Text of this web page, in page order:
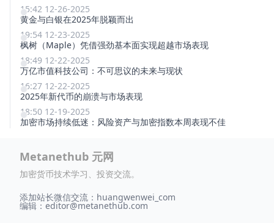
15:42 12-26-2025
黄金与白银在2025年脱颖而出
19:54 12-23-2025
枫树（Maple）凭借强劲基本面实现超越市场表现
18:49 12-22-2025
万亿市值科技公司：不可思议的未来与现状
16:27 12-22-2025
2025年新代币的崩溃与市场表现
18:50 12-19-2025
加密市场持续低迷：风险资产与加密指数本周表现不佳
Metanethub 元网
加密货币技术学习、投资交流。
添加站长微信交流：huangwenwei_com
编辑：editor@metanethub.com